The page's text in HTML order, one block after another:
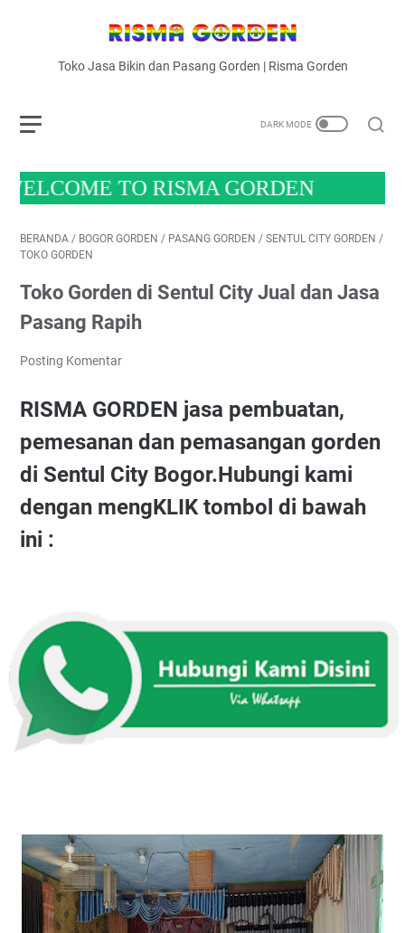
Toko Jasa Bikin dan Pasang Gorden | Risma Gorden
TO RISMA GORDEN
BERANDA / BOGOR GORDEN / PASANG GORDEN / SENTUL CITY GORDEN /
TOKO GORDEN
Toko Gorden di Sentul City Jual dan Jasa
Pasang Rapih
Posting Komentar
RISMA GORDEN jasa pembuatan,
pemesanan dan pemasangan gorden
di Sentul City Bogor.Hubungi kami
dengan mengKLIK tombol di bawah
ini :